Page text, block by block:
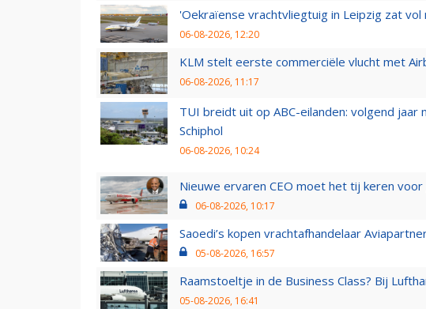
'Oekraïense vrachtvliegtuig in Leipzig zat
06-08-2026, 12:20
KLM stelt eerste commerciële vlucht met
06-08-2026, 11:17
TUI breidt uit op ABC-eilanden: volgend
Schiphol
06-08-2026, 10:24
Nieuwe ervaren CEO moet het tij keren voor
06-08-2026, 10:17
Saoedi’s kopen vrachtafhandelaar
05-08-2026, 16:57
Raamstoeltje in de Business Class? Bij
05-08-2026, 16:41